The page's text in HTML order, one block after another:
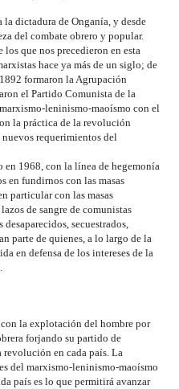
dictadura de Onganía, y desde
del combate obrero y popular.
que nos precedieron en esta
hace ya más de un siglo; de
formaron la Agrupación
el Partido Comunista de la
leninismo-maoísmo con el
la práctica de la revolución
requerimientos del
en 1968, con la línea de hegemonía
en fundirnos con las masas
particular con las masas
de sangre de comunistas
secuestrados,
parte de quienes, a lo largo de la
en defensa de los intereses de la
la explotación del hombre por
forjando su partido de
en cada país. La
del marxismo-leninismo-maoísmo
país es lo que permitirá avanzar